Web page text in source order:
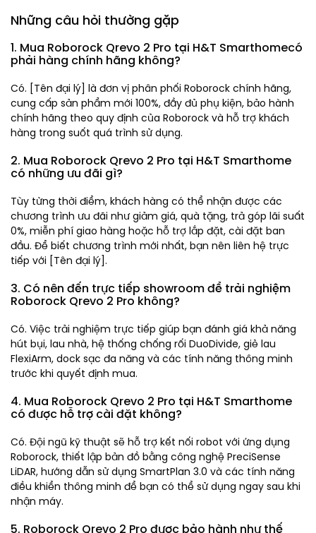
Những câu hỏi thường gặp
1. Mua Roborock Qrevo 2 Pro tại H&T Smarthomecó
phải hàng chính hãng không?
Có. [Tên đại lý] là đơn vị phân phối Roborock chính hãng,
cung cấp sản phẩm mới 100%, đầy đủ phụ kiện, bảo hành
chính hãng theo quy định của Roborock và hỗ trợ khách
hàng trong suốt quá trình sử dụng.
2. Mua Roborock Qrevo 2 Pro tại H&T Smarthome
có những ưu đãi gì?
Tùy từng thời điểm, khách hàng có thể nhận được các
chương trình ưu đãi như giảm giá, quà tặng, trả góp lãi suất
0%, miễn phí giao hàng hoặc hỗ trợ lắp đặt, cài đặt ban
đầu. Để biết chương trình mới nhất, bạn nên liên hệ trực
tiếp với [Tên đại lý].
3. Có nên đến trực tiếp showroom để trải nghiệm
Roborock Qrevo 2 Pro không?
Có. Việc trải nghiệm trực tiếp giúp bạn đánh giá khả năng
hút bụi, lau nhà, hệ thống chống rối DuoDivide, giẻ lau
FlexiArm, dock sạc đa năng và các tính năng thông minh
trước khi quyết định mua.
4. Mua Roborock Qrevo 2 Pro tại H&T Smarthome
có được hỗ trợ cài đặt không?
Có. Đội ngũ kỹ thuật sẽ hỗ trợ kết nối robot với ứng dụng
Roborock, thiết lập bản đồ bằng công nghệ PreciSense
LiDAR, hướng dẫn sử dụng SmartPlan 3.0 và các tính năng
điều khiển thông minh để bạn có thể sử dụng ngay sau khi
nhận máy.
5. Roborock Qrevo 2 Pro được bảo hành như thế